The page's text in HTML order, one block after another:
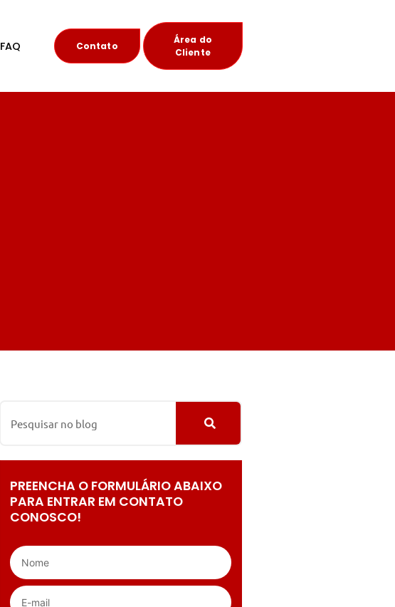
FAQ Contato
Área do
Cliente
PREENCHA O FORMULÁRIO ABAIXO
PARA ENTRAR EM CONTATO
CONOSCO!